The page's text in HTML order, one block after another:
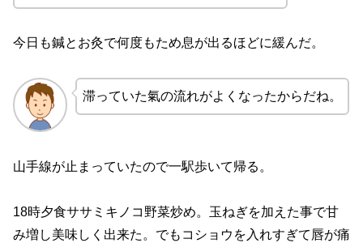
今日も鍼とお灸で何度もため息が出るほどに緩んだ。
滞っていた氣の流れがよくなったからだね。
山手線が止まっていたので一駅歩いて帰る。
18時夕食ササミキノコ野菜炒め。玉ねぎを加えた事で甘
み増し美味しく出来た。でもコショウを入れすぎて唇が痛